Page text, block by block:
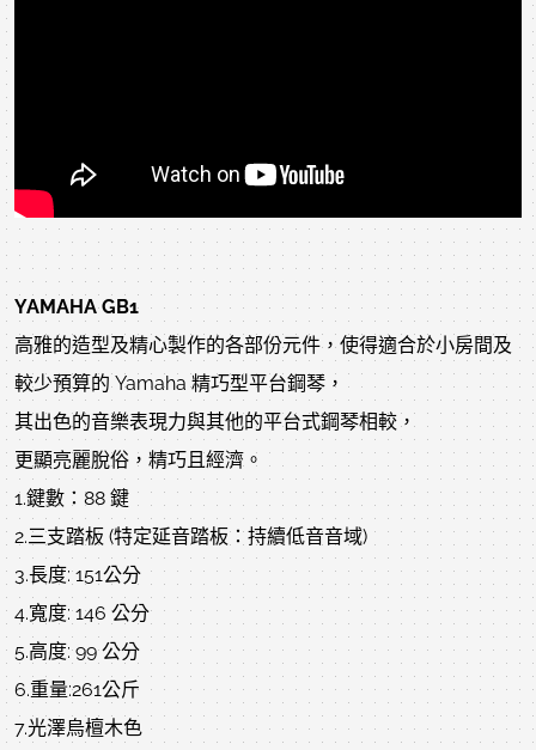
YAMAHA GB1
高雅的造型及精心製作的各部份元件，使得適合於小房間及
較少預算的 Yamaha 精巧型平台鋼琴，
其出色的音樂表現力與其他的平台式鋼琴相較，
更顯亮麗脫俗，精巧且經濟。
1.鍵數：88 鍵
2.三支踏板 (特定延音踏板：持續低音音域)
3.長度: 151公分
4.寬度: 146 公分
5.高度: 99 公分
6.重量:261公斤
7.光澤烏檀木色